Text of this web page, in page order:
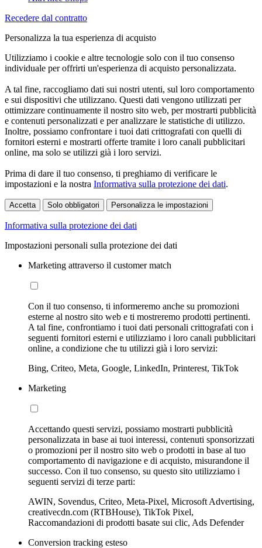
Recedere dal contratto
Personalizza la tua esperienza di acquisto
Utilizziamo i cookie e altre tecnologie solo con il tuo consenso
individuale per offrirti un'esperienza di acquisto personalizzata.
A tal fine, raccogliamo dati sui nostri utenti, sul loro comportamento
e sui dispositivi che utilizzano. Questi dati vengono utilizzati per
ottimizzare continuamente il nostro sito web, per mostrarti pubblicità
e contenuti personalizzati e per analizzare le statistiche di utilizzo.
Inoltre, possiamo confrontare i tuoi dati crittografati con quelli di
fornitori esterni e mostrarti offerte tramite i loro canali pubblicitari
online, ma solo se utilizzi già i loro servizi.
Prima di dare il tuo consenso, ti preghiamo di verificare le
impostazioni e la nostra Informativa sulla protezione dei dati.
Accetta Solo obbligatori Personalizza le impostazioni
Informativa sulla protezione dei dati
Impostazioni personali sulla protezione dei dati
Marketing attraverso il customer match
Con il tuo consenso, ti informeremo anche su promozioni
esterne al nostro sito web e ti mostreremo prodotti pertinenti.
A tal fine, confrontiamo i tuoi dati personali crittografati con i
seguenti fornitori esterni e utilizziamo i loro canali pubblicitari
online, a condizione che tu utilizzi già i loro servizi:
Bing, Criteo, Meta, Google, LinkedIn, Printerest, TikTok
Marketing
Accettando questi servizi, possiamo mostrarti pubblicità
personalizzata in base ai tuoi interessi, contenuti sponsorizzati
o promozioni per il nostro sito web o prodotti in base al tuo
comportamento di navigazione e di acquisto, misurandone il
successo. Con il tuo consenso, su questo sito utilizziamo i
seguenti servizi di terze parti:
AWIN, Sovendus, Criteo, Meta-Pixel, Microsoft Advertising,
creativecdn.com (RTBHouse), TikTok Pixel,
Raccomandazioni di prodotti basate sui clic, Ads Defender
Conversion tracking esteso